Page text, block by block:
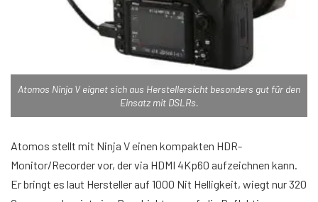
Atomos Ninja V eignet sich aus Herstellersicht besonders gut für den
Einsatz mit DSLRs.
Atomos stellt mit Ninja V einen kompakten HDR-
Monitor/Recorder vor, der via HDMI 4Kp60 aufzeichnen kann.
Er bringt es laut Hersteller auf 1000 Nit Helligkeit, wiegt nur 320